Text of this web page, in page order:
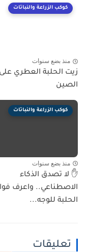
كوكب الزراعة والنباتات
منذ بضع سنوات
زيت الحلبة العطري
الصين
كوكب الزراعة والنباتات
منذ بضع سنوات
✋ لا تصدق الذكاء
الاصطناعي.. واعرف
الحلبة للوجه...
تعليقات